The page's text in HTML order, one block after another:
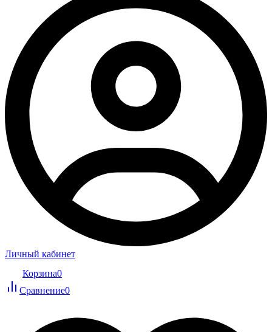
Личный кабинет
Корзина0
Сравнение0